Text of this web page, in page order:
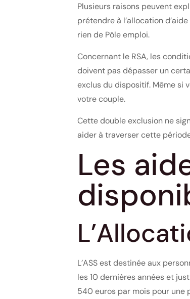
Plusieurs raisons peuvent
prétendre à l’allocation
rien de Pôle emploi.
Concernant le RSA, les
doivent pas dépasser un
exclus du dispositif. Même si
votre couple.
Cette double exclusion ne
aider à traverser cette
Les
L’ASS est destinée aux
les 10 dernières années et
540 euros par mois pour une